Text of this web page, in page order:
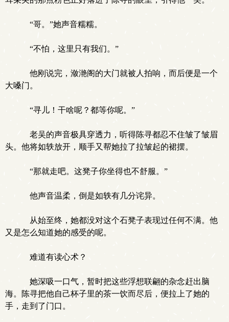
“哥。”她声音糯糯。
“不怕，这里只有我们。”
他刚说完，潋滟阁的大门就被人拍响，而后便是一个
大嗓门。
“寻儿！干啥呢？都等你呢。”
老吴的声音极具穿透力，听得陈寻都忍不住皱了皱眉
头。他将如轶放开，顺手又帮她拉了拉皱起的裙摆。
“那就走吧。这凳子你坐得也不舒服。”
他声音温柔，倒是如轶有几分诧异。
从始至终，她都没对这个石凳子表现过任何不满。他
又是怎么知道她的感受的呢。
难道有读心术？
她深吸一口气，暂时把这些浮想联翩的杂念赶出脑
海。陈寻把他自己杯子里的茶一饮而尽后，便拉上了她的
手，走到了门口。